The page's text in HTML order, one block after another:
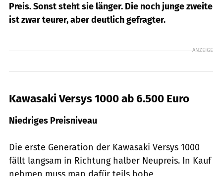
Preis. Sonst steht sie länger. Die noch junge zweite
ist zwar teurer, aber deutlich gefragter.
ANZEIGE
Kawasaki Versys 1000 ab 6.500 Euro
Niedriges Preisniveau
Die erste Generation der Kawasaki Versys 1000
fällt langsam in Richtung halber Neupreis. In Kauf